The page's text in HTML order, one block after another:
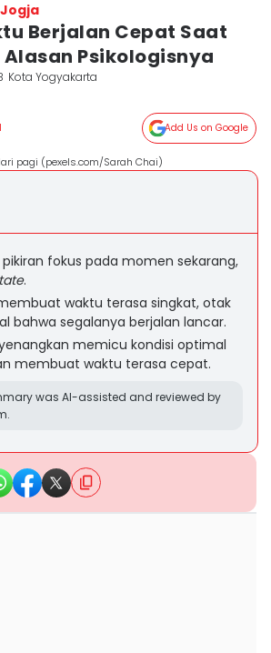
Jogja
Berjalan Cepat Saat
Psikologisnya
Kota Yogyakarta
Add Us on Google
pagi (pexels.com/Sarah Chai)
fokus pada momen sekarang,
.
waktu terasa singkat, otak
bahwa segalanya berjalan lancar.
memicu kondisi optimal
membuat waktu terasa cepat.
was AI-assisted and reviewed by